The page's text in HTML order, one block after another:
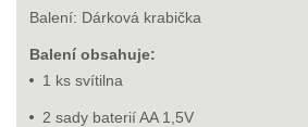
Balení: Dárková krabička
Balení obsahuje:
1 ks svítilna
2 sady baterií AA 1,5V